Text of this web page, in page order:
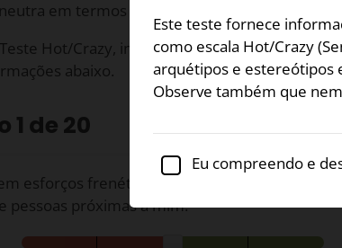
em termos de gênero para a teoria.
Hot/Crazy, indique suas respostas para
abaixo.
1 de 20
esforços frenéticos para evitar o abandono
pessoas próximas a mim.
Este teste fornece
como escala Hot/Crazy
arquétipos e estereótipos
Observe também que
Eu compreendo e